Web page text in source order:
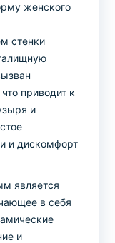
женского
стенки
приводит к
и
и дискомфорт
является
в себя
и
вам
врачуна
все меры для
на сайте
возможных
стоимость и
телефонам,